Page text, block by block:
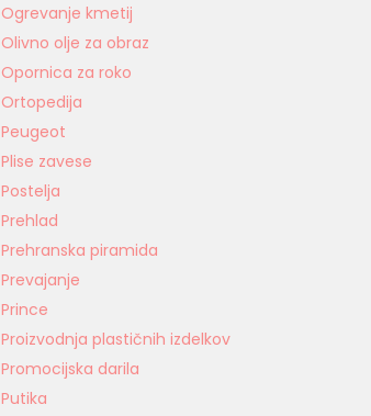
Ogrevanje kmetij
Olivno olje za obraz
Opornica za roko
Ortopedija
Peugeot
Plise zavese
Postelja
Prehlad
Prehranska piramida
Prevajanje
Prince
Proizvodnja plastičnih izdelkov
Promocijska darila
Putika